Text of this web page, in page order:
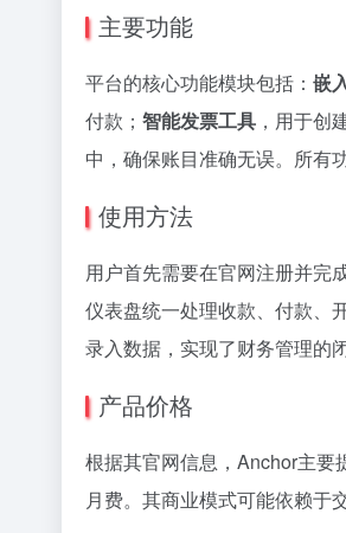
主要功能
平台的核心功能模块包括： 嵌
付款； 智能发票工具 ，用于创
中，确保账目准确无误。所有
使用方法
用户首先需要在官网注册并完
仪表盘统一处理收款、付款、
录入数据，实现了财务管理的
产品价格
根据其官网信息，Anchor主要
月费。其商业模式可能依赖于